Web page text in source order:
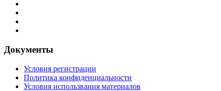
Документы
Условия регистрации
Политика конфиденциальности
Условия использвания материалов